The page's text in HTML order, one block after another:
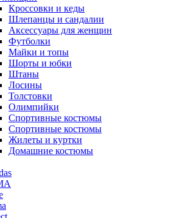
Кроссовки и кеды
Шлепанцы и сандалии
Аксессуары для женщин
Футболки
Майки и топы
Шорты и юбки
Штаны
Лосины
Толстовки
Олимпийки
Спортивные костюмы
Спортивные костюмы
Жилеты и куртки
Домашние костюмы